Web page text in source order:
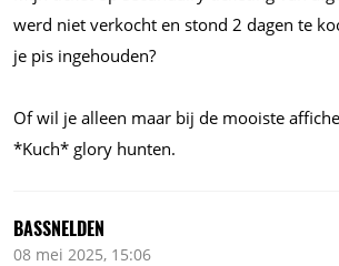
werd niet verkocht en stond 2 dagen te
je pis ingehouden?
Of wil je alleen maar bij de mooiste
*Kuch* glory hunten.
BASSNELDEN
08 mei 2025, 15:06